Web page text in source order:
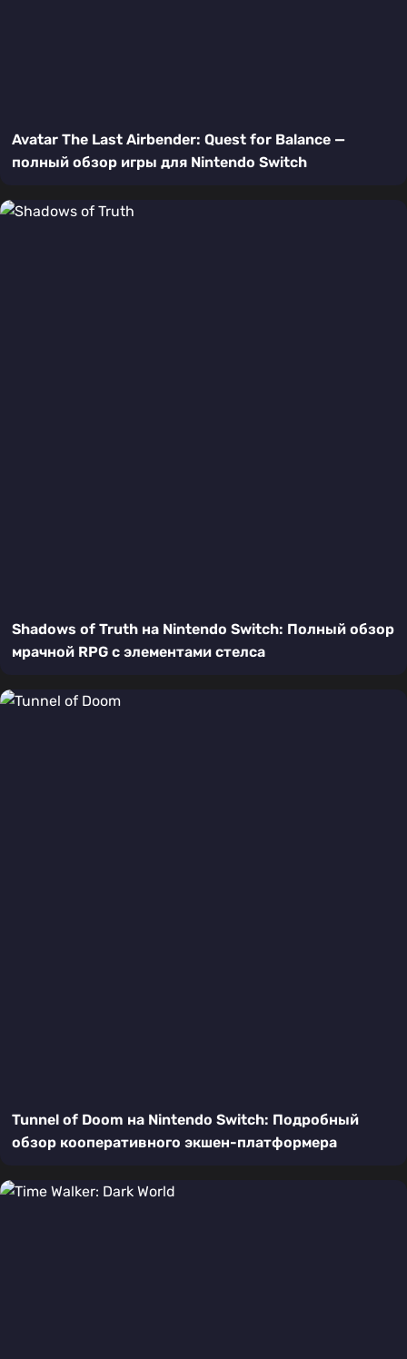
Avatar The Last Airbender: Quest for Balance —
полный обзор игры для Nintendo Switch
Shadows of Truth на Nintendo Switch: Полный обзор
мрачной RPG с элементами стелса
Tunnel of Doom на Nintendo Switch: Подробный
обзор кооперативного экшен-платформера